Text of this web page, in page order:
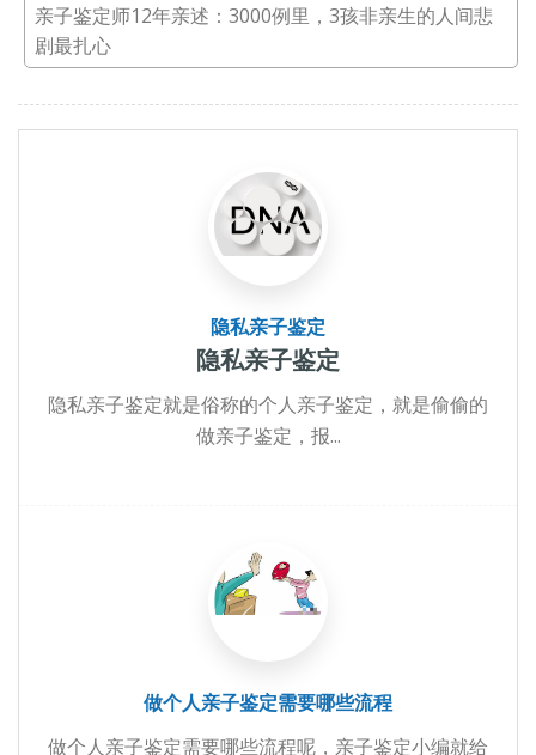
亲子鉴定师12年亲述：3000例里，3孩非亲生的人间悲
剧最扎心
隐私亲子鉴定
隐私亲子鉴定
隐私亲子鉴定就是俗称的个人亲子鉴定，就是偷偷的
做亲子鉴定，报...
做个人亲子鉴定需要哪些流程
做个人亲子鉴定需要哪些流程呢，亲子鉴定小编就给